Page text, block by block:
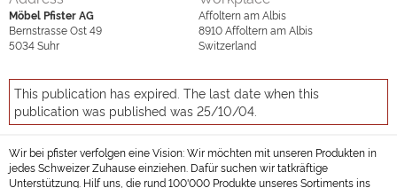
Möbel Pfister AG
Bernstrasse Ost 49
5034Suhr
Affoltern am Albis
8910Affoltern am Albis
Switzerland
This publication has expired. The last date when this
publication was published was 25/10/04.
Wir bei pfister verfolgen eine Vision: Wir möchten mit unseren Produkten in
jedes Schweizer Zuhause einziehen. Dafür suchen wir tatkräftige
Unterstützung. Hilf uns, die rund 100'000 Produkte unseres Sortiments ins